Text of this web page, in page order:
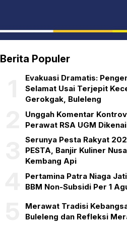
Berita Populer
Evakuasi Dramatis:
Selamat Usai Terjepit
Gerokgak, Buleleng
Unggah Komentar
Perawat RSA UGM
Serunya Pesta Rakyat
PESTA, Banjir Kuliner
Kembang Api
Pertamina Patra Niaga
BBM Non-Subsidi Per 1
Merawat Tradisi
Buleleng dan Refleksi